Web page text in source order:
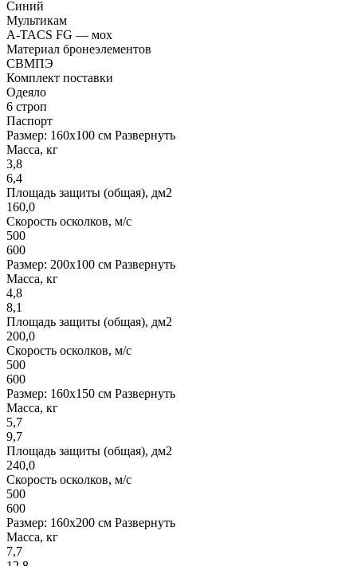
Синий
Мультикам
A-TACS FG — мох
Материал бронеэлементов
СВМПЭ
Комплект поставки
Одеяло
6 строп
Паспорт
Размер: 160x100 см Развернуть
Масса, кг
3,8
6,4
Площадь защиты (общая), дм2
160,0
Скорость осколков, м/с
500
600
Размер: 200x100 см Развернуть
Масса, кг
4,8
8,1
Площадь защиты (общая), дм2
200,0
Скорость осколков, м/с
500
600
Размер: 160x150 см Развернуть
Масса, кг
5,7
9,7
Площадь защиты (общая), дм2
240,0
Скорость осколков, м/с
500
600
Размер: 160x200 см Развернуть
Масса, кг
7,7